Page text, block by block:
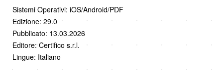
Sistemi Operativi: iOS/Android/PDF
Edizione: 29.0
Pubblicato: 13.03.2026
Editore: Certifico s.r.l.
Lingue: Italiano